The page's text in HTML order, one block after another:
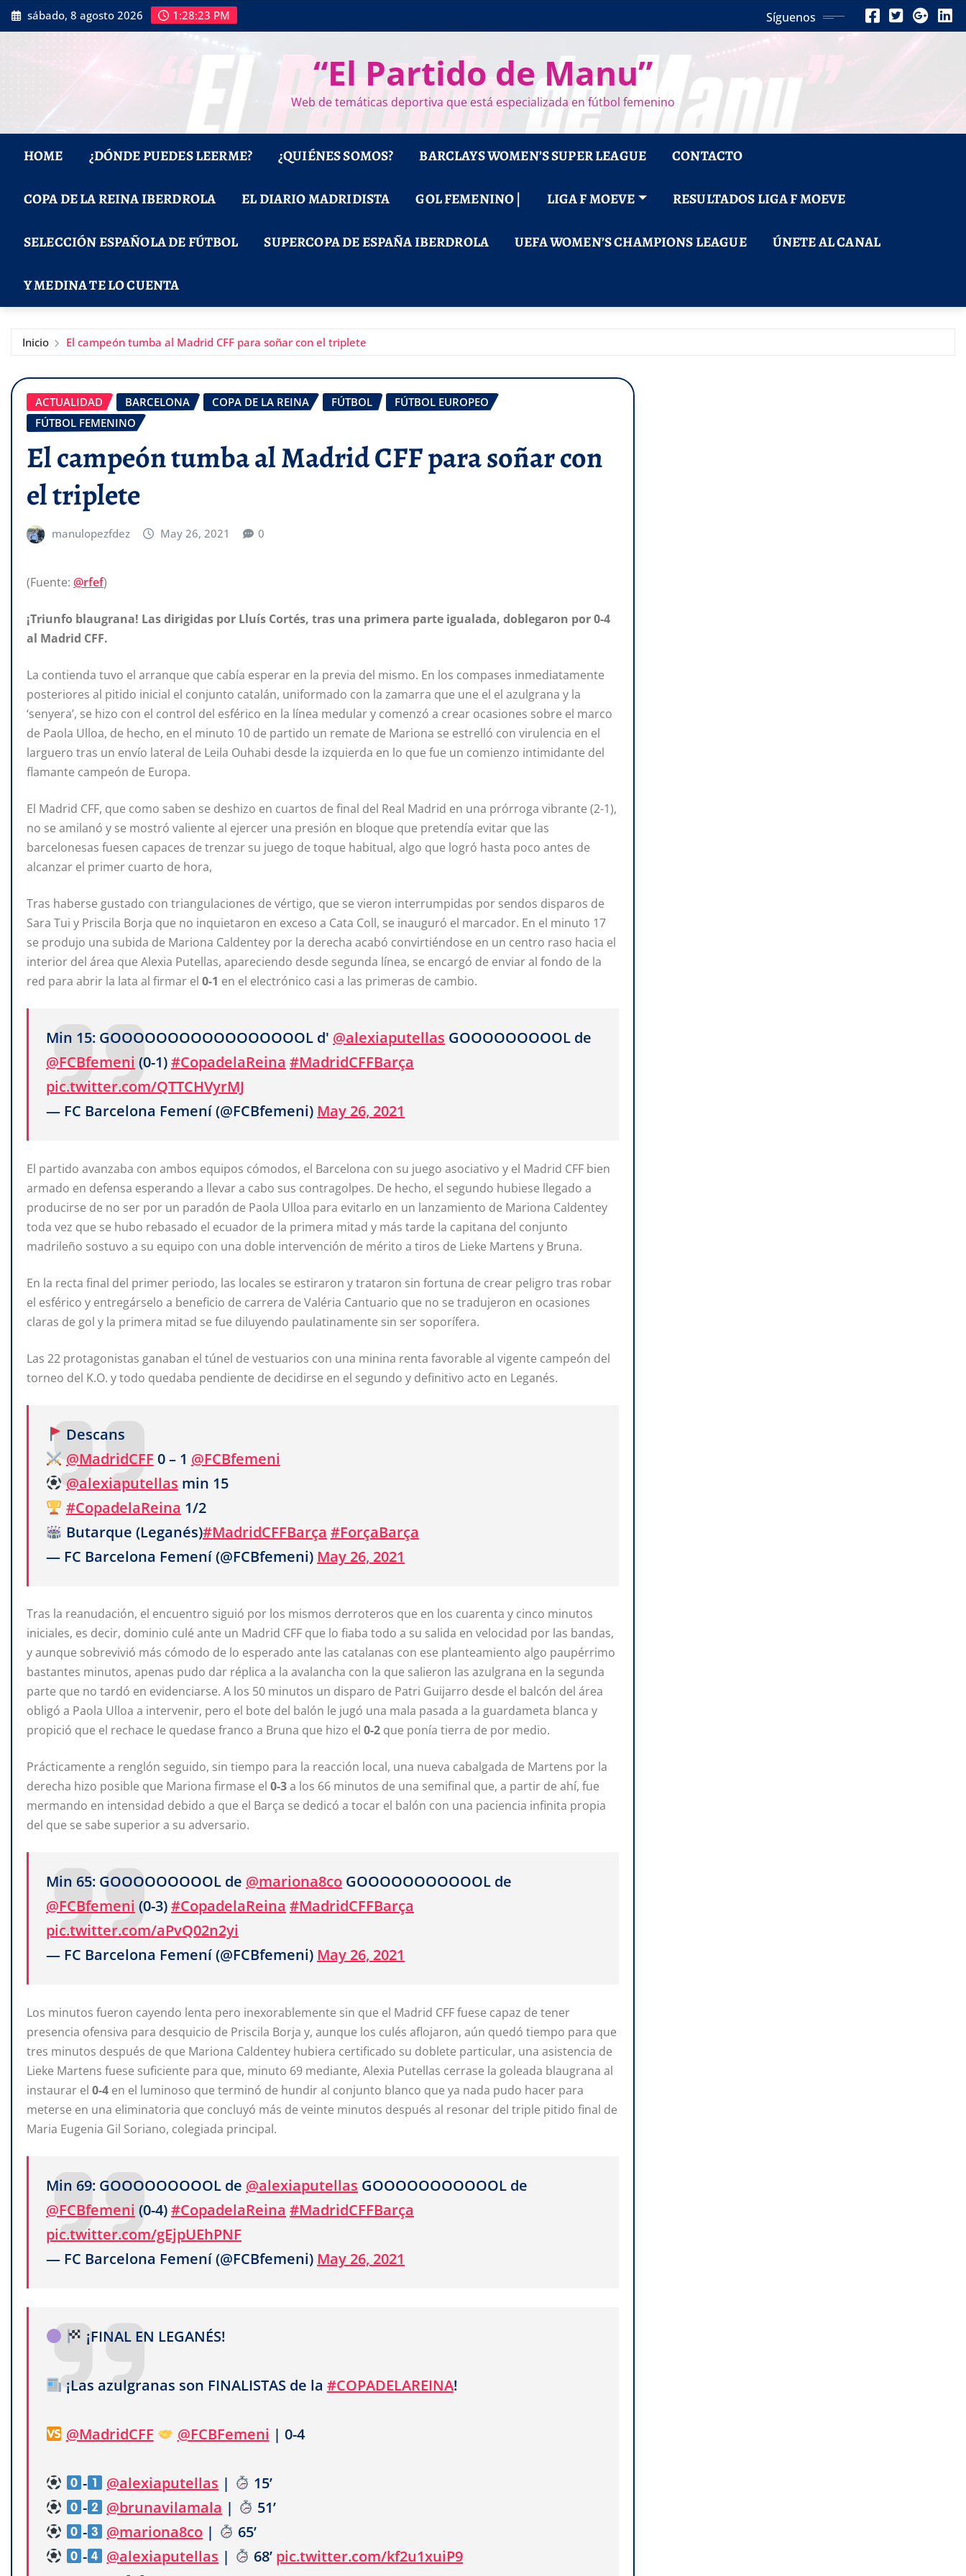
Saltar
al
sábado, 8 agosto 2026 1:28:24 PM Síguenos
“El Partido de Manu”
Web de temáticas deportiva que está especializada en fútbol femenino
HOME ¿DÓNDE PUEDES LEERME? ¿QUIÉNES SOMOS? BARCLAYS WOMEN’S SUPER LEAGUE CONTACTO
COPA DE LA REINA IBERDROLA EL DIARIO MADRIDISTA GOL FEMENINO | LIGA F MOEVE RESULTADOS LIGA F MOEVE
SELECCIÓN ESPAÑOLA DE FÚTBOL SUPERCOPA DE ESPAÑA IBERDROLA UEFA WOMEN’S CHAMPIONS LEAGUE ÚNETE AL CANAL
Y MEDINA TE LO CUENTA
Inicio El campeón tumba al Madrid CFF para soñar con el triplete
ACTUALIDAD BARCELONA COPA DE LA REINA FÚTBOL
FÚTBOL EUROPEO
FÚTBOL FEMENINO
El campeón tumba al Madrid CFF para soñar con
el triplete
manulopezfdez May 26, 2021 0
(Fuente: @rfef)
¡Triunfo blaugrana! Las dirigidas por Lluís Cortés, tras una primera parte igualada, doblegaron por 0-4
al Madrid CFF.
La contienda tuvo el arranque que cabía esperar en la previa del mismo. En los compases inmediatamente
posteriores al pitido inicial el conjunto catalán, uniformado con la zamarra que une el el azulgrana y la
‘senyera’, se hizo con el control del esférico en la línea medular y comenzó a crear ocasiones sobre el marco
de Paola Ulloa, de hecho, en el minuto 10 de partido un remate de Mariona se estrelló con virulencia en el
larguero tras un envío lateral de Leila Ouhabi desde la izquierda en lo que fue un comienzo intimidante del
flamante campeón de Europa.
El Madrid CFF, que como saben se deshizo en cuartos de final del Real Madrid en una prórroga vibrante (2-1),
no se amilanó y se mostró valiente al ejercer una presión en bloque que pretendía evitar que las
barcelonesas fuesen capaces de trenzar su juego de toque habitual, algo que logró hasta poco antes de
alcanzar el primer cuarto de hora,
Tras haberse gustado con triangulaciones de vértigo, que se vieron interrumpidas por sendos disparos de
Sara Tui y Priscila Borja que no inquietaron en exceso a Cata Coll, se inauguró el marcador. En el minuto 17
se produjo una subida de Mariona Caldentey por la derecha acabó convirtiéndose en un centro raso hacia el
interior del área que Alexia Putellas, apareciendo desde segunda línea, se encargó de enviar al fondo de la
red para abrir la lata al firmar el 0-1 en el electrónico casi a las primeras de cambio.
Min 15: GOOOOOOOOOOOOOOOOOL d' @alexiaputellas GOOOOOOOOOL de
@FCBfemeni (0-1)#CopadelaReina #MadridCFFBarça
pic.twitter.com/QTTCHVyrMJ
— FC Barcelona Femení (@FCBfemeni) May 26, 2021
El partido avanzaba con ambos equipos cómodos, el Barcelona con su juego asociativo y el Madrid CFF bien
armado en defensa esperando a llevar a cabo sus contragolpes. De hecho, el segundo hubiese llegado a
producirse de no ser por un paradón de Paola Ulloa para evitarlo en un lanzamiento de Mariona Caldentey
toda vez que se hubo rebasado el ecuador de la primera mitad y más tarde la capitana del conjunto
madrileño sostuvo a su equipo con una doble intervención de mérito a tiros de Lieke Martens y Bruna.
En la recta final del primer periodo, las locales se estiraron y trataron sin fortuna de crear peligro tras robar
el esférico y entregárselo a beneficio de carrera de Valéria Cantuario que no se tradujeron en ocasiones
claras de gol y la primera mitad se fue diluyendo paulatinamente sin ser soporífera.
Las 22 protagonistas ganaban el túnel de vestuarios con una minina renta favorable al vigente campeón del
torneo del K.O. y todo quedaba pendiente de decidirse en el segundo y definitivo acto en Leganés.
Descans
@MadridCFF 0 – 1 @FCBfemeni
@alexiaputellas min 15
#CopadelaReina 1/2
Butarque (Leganés)#MadridCFFBarça #ForçaBarça
— FC Barcelona Femení (@FCBfemeni) May 26, 2021
Tras la reanudación, el encuentro siguió por los mismos derroteros que en los cuarenta y cinco minutos
iniciales, es decir, dominio culé ante un Madrid CFF que lo fiaba todo a su salida en velocidad por las bandas,
y aunque sobrevivió más cómodo de lo esperado ante las catalanas con ese planteamiento algo paupérrimo
bastantes minutos, apenas pudo dar réplica a la avalancha con la que salieron las azulgrana en la segunda
parte que no tardó en evidenciarse. A los 50 minutos un disparo de Patri Guijarro desde el balcón del área
obligó a Paola Ulloa a intervenir, pero el bote del balón le jugó una mala pasada a la guardameta blanca y
propició que el rechace le quedase franco a Bruna que hizo el 0-2 que ponía tierra de por medio.
Prácticamente a renglón seguido, sin tiempo para la reacción local, una nueva cabalgada de Martens por la
derecha hizo posible que Mariona firmase el 0-3a los 66 minutos de una semifinal que, a partir de ahí, fue
mermando en intensidad debido a que el Barça se dedicó a tocar el balón con una paciencia infinita propia
del que se sabe superior a su adversario.
Min 65: GOOOOOOOOOL de @mariona8co GOOOOOOOOOOOL de
@FCBfemeni (0-3)#CopadelaReina #MadridCFFBarça
pic.twitter.com/aPvQ02n2yi
— FC Barcelona Femení (@FCBfemeni) May 26, 2021
Los minutos fueron cayendo lenta pero inexorablemente sin que el Madrid CFF fuese capaz de tener
presencia ofensiva para desquicio de Priscila Borja y, aunque los culés aflojaron, aún quedó tiempo para que
tres minutos después de que Mariona Caldentey hubiera certificado su doblete particular, una asistencia de
Lieke Martens fuese suficiente para que, minuto 69 mediante, Alexia Putellas cerrase la goleada blaugrana al
instaurar el 0-4 en el luminoso que terminó de hundir al conjunto blanco que ya nada pudo hacer para
meterse en una eliminatoria que concluyó más de veinte minutos después al resonar del triple pitido final de
Maria Eugenia Gil Soriano, colegiada principal.
Min 69: GOOOOOOOOOL de @alexiaputellas GOOOOOOOOOOOL de
@FCBfemeni (0-4)#CopadelaReina #MadridCFFBarça
pic.twitter.com/gEjpUEhPNF
— FC Barcelona Femení (@FCBfemeni) May 26, 2021
¡FINAL EN LEGANÉS!
¡Las azulgranas son FINALISTAS de la #COPADELAREINA!
@MadridCFF @FCBFemeni | 0-4
- @alexiaputellas |
15’
-
@brunavilamala |
51’
-
@mariona8co |
65’
-
@alexiaputellas | 68’ pic.twitter.com/kf2u1xuiP9